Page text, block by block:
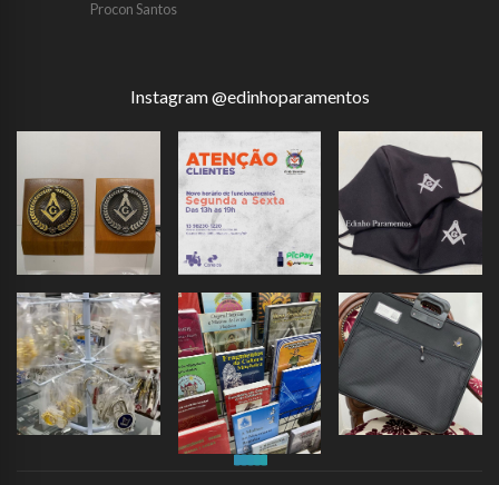
Procon Santos
Instagram @edinhoparamentos